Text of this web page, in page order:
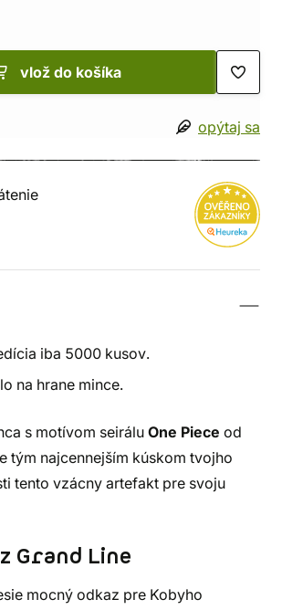
vlož do košíka
opýtaj sa
iba 5000 kusov.
na hrane mince.
s motívom seirálu One Piece od
tým najcennejším kúskom tvojho
tento vzácny artefakt pre svoju
Grand Line
mocný odkaz pre Kobyho